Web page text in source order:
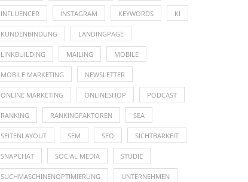
INFLUENCER INSTAGRAM KEYWORDS KI
KUNDENBINDUNG LANDINGPAGE
LINKBUILDING MAILING MOBILE
MOBILE MARKETING NEWSLETTER
ONLINE MARKETING ONLINESHOP PODCAST
RANKING RANKINGFAKTOREN SEA
SEITENLAYOUT SEM SEO SICHTBARKEIT
SNAPCHAT SOCIAL MEDIA STUDIE
SUCHMASCHINENOPTIMIERUNG UNTERNEHMEN